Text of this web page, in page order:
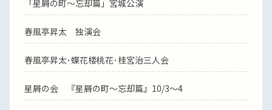
「星屑の町～忘却篇」宮城公演
春風亭昇太 独演会
春風亭昇太･蝶花楼桃花･桂宮治三人会
星屑の会 『星屑の町～忘却篇』10/3～4